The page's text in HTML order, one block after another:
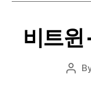
비트
Post